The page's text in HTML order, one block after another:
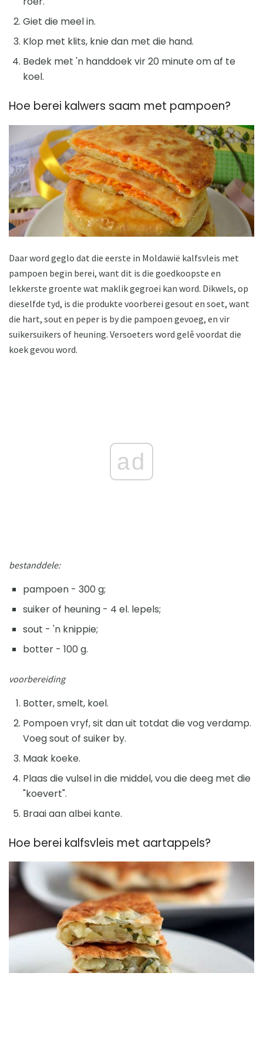
Giet die meel in.
Klop met klits, knie dan met die hand.
Bedek met 'n handdoek vir 20 minute om af te
koel.
Hoe berei kalwers saam met pampoen?
Daar word geglo dat die eerste in Moldawië kalfsvleis met
pampoen begin berei, want dit is die goedkoopste en
lekkerste groente wat maklik gegroei kan word. Dikwels, op
dieselfde tyd, is die produkte voorberei gesout en soet, want
die hart, sout en peper is by die pampoen gevoeg, en vir
suikersuikers of heuning. Versoeters word gelê voordat die
koek gevou word.
ad
bestanddele:
pampoen - 300 g;
suiker of heuning - 4 el. lepels;
sout - 'n knippie;
botter - 100 g.
voorbereiding
Botter, smelt, koel.
Pompoen vryf, sit dan uit totdat die vog verdamp.
Voeg sout of suiker by.
Maak koeke.
Plaas die vulsel in die middel, vou die deeg met die
"koevert".
Braai aan albei kante.
Hoe berei kalfsvleis met aartappels?